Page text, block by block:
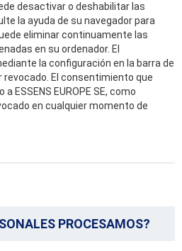
desactivar o deshabilitar las
la ayuda de su navegador para
eliminar continuamente las
en su ordenador. El
la configuración en la barra de
El consentimiento que
ESSENS EUROPE SE, como
en cualquier momento de
PROCESAMOS?